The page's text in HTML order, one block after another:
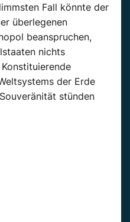
Fall könnte der
überlegenen
beanspruchen,
nichts
der Erde
stünden